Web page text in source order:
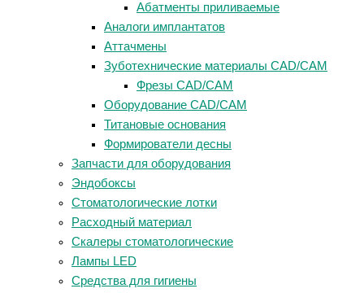
Абатменты приливаемые
Аналоги имплантатов
Аттачмены
Зуботехнические материалы CAD/CAM
Фрезы CAD/CAM
Оборудование CAD/CAM
Титановые основания
Формирователи десны
Запчасти для оборудования
Эндобоксы
Стоматологические лотки
Расходный материал
Скалеры стоматологические
Лампы LED
Средства для гигиены